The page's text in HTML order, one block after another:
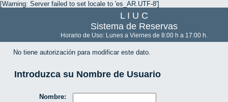
[Warning: Server failed to set locale to 'es_AR.UTF-8']
L I U C
Sistema de Reservas
Horario de Uso: Lunes a Viernes de 8:00 h a 17:00 h.
No tiene autorización para modificar este dato.
Introduzca su Nombre de Usuario
Nombre: